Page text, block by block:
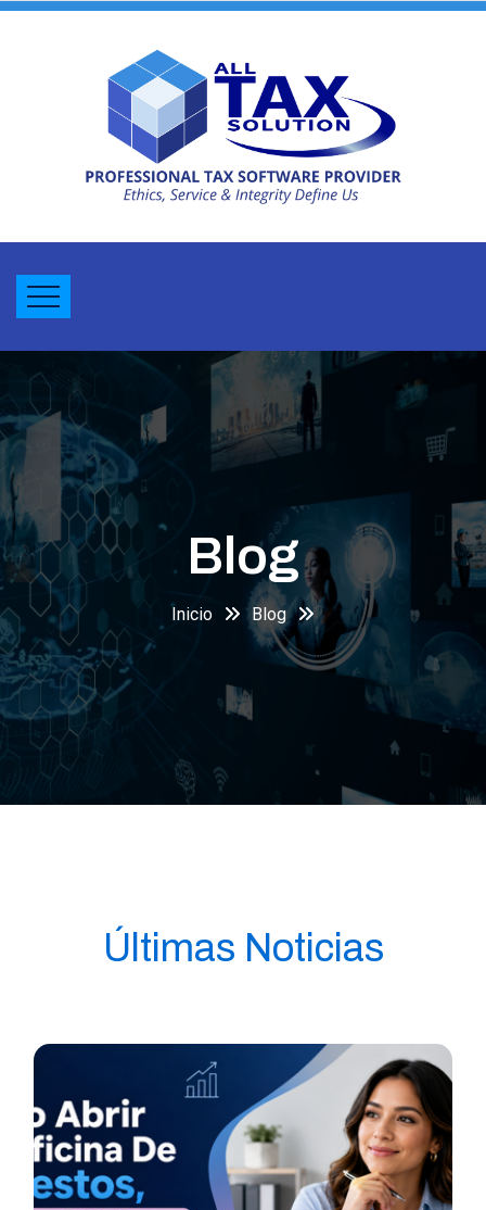
Blog
Inicio Blog
Últimas Noticias